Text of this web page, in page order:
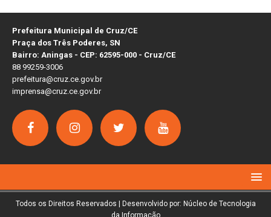
Prefeitura Municipal de Cruz/CE
Praça dos Três Poderes, SN
Bairro: Aningas - CEP: 62595-000 - Cruz/CE
88 99259-3006
prefeitura@cruz.ce.gov.br
imprensa@cruz.ce.gov.br
Todos os Direitos Reservados | Desenvolvido por: Núcleo de Tecnologia
da Informação